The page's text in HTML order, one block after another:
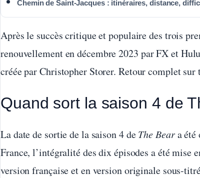
Chemin de Saint-Jacques : itinéraires, distance,
Après le succès critique et populaire des trois
renouvellement en décembre 2023 par FX et
créée par Christopher Storer. Retour complet sur
Quand sort la saison 4 de
La date de sortie de la saison 4 deThe Beara été
France, l’intégralité des dix épisodes a été
version française et en version originale sous-